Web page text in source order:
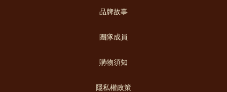
品牌故事
團隊成員
購物須知
隱私權政策